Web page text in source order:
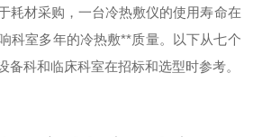
材采购，一台冷热敷仪的使用寿命在
科室多年的冷热敷**质量。以下从七个
备科和临床科室在招标和选型时参考。